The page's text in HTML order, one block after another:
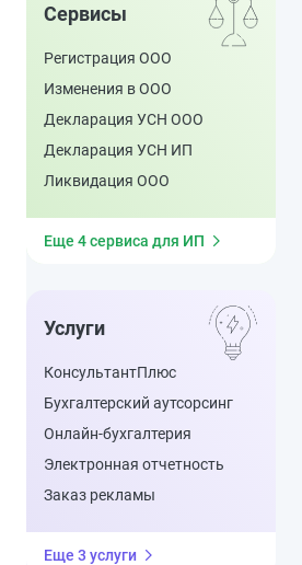
Сервисы
Регистрация ООО
Изменения в ООО
Декларация УСН ООО
Декларация УСН ИП
Ликвидация ООО
Еще 4 сервиса для ИП
Услуги
КонсультантПлюс
Бухгалтерский аутсорсинг
Онлайн-бухгалтерия
Электронная отчетность
Заказ рекламы
Еще 3 услуги